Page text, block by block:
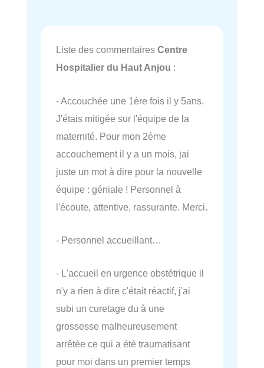
Liste des commentaires Centre
Hospitalier du Haut Anjou :
- Accouchée une 1ère fois il y 5ans.
J'étais mitigée sur l'équipe de la
maternité. Pour mon 2ème
accouchement il y a un mois, jai
juste un mot à dire pour la nouvelle
équipe : géniale ! Personnel à
l'écoute, attentive, rassurante. Merci.
- Personnel accueillant…
- L'accueil en urgence obstétrique il
n'y a rien à dire c'était réactif, j'ai
subi un curetage du à une
grossesse malheureusement
arrêtée ce qui a été traumatisant
pour moi dans un premier temps